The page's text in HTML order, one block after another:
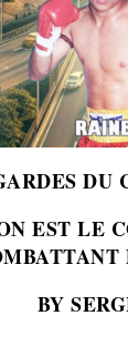
DU
EST LE
BY